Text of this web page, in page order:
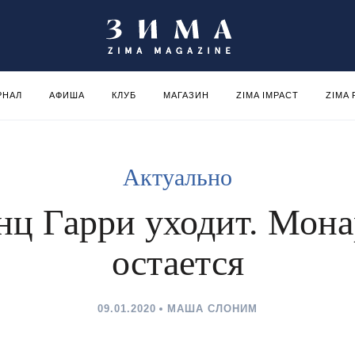
АФИША КЛУБ МАГАЗИН ZIMA IMPACT ZIMA
Актуально
Гарри уходит.
остается
09.01.2020 МАША СЛОНИМ